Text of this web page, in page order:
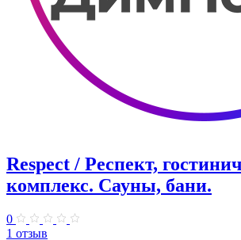
Respect / Респект,
комплекс. Сауны, бани.
0
1 отзыв